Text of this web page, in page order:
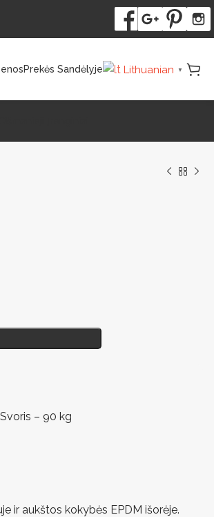
Prekės Sandėlyje Lithuanian ▼
– 90 kg
ir aukštos kokybės EPDM išorėje.